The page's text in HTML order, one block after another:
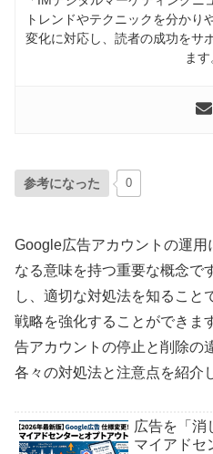
トレンドやテクニックを分かり
変化に対応し、読者の成功をサ
ます
参考になった 0
Google広告アカウントの運
なる意味を持つ重要な概念で
し、適切な対処法を知ること
戦略を強化することができま
告アカウントの停止と削除の
各々の対処法と注意点を紹介
広告を「消
マイアドセ